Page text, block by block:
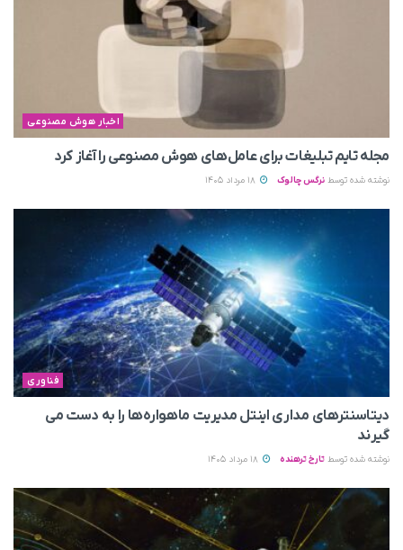
اخبار هوش مصنوعی
مجله تایم تبلیغات برای عامل‌های هوش مصنوعی را آغاز کرد
نوشته شده توسط نرگس چالوک
فناوری
دیتاسنترهای مداری اینتل مدیریت ماهواره‌ها را به دست می‌
گیرند
نوشته شده توسط تارخ ترهنده